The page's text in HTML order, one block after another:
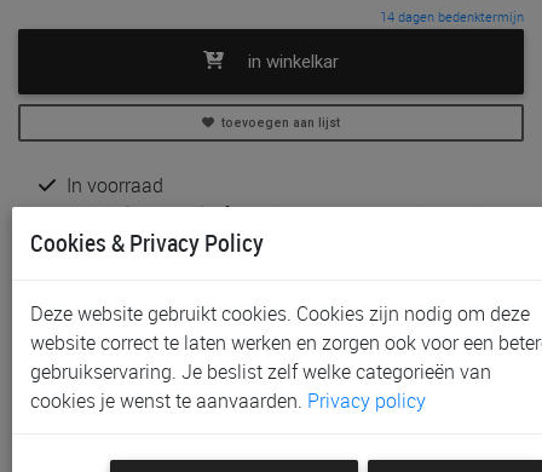
14 dagen bedenktermijn
in winkelkar
toevoegen aan lijst
In voorraad
Gratis (en direct) af te halen in onzewinkelte Aalst,
Sint-Niklaas en Waregem
Gent
Gratis verzending vanaf € 80 *
Productinformatie & specificaties
Cookies & Privacy Policy
Deze website gebruikt cookies. Cookies zijn nodig om deze
website correct te laten werken en zorgen ook voor een
gebruikservaring. Je beslist zelf welke categorieën van
cookies je wenst te aanvaarden. Privacy policy